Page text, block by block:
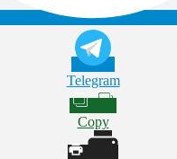
Telegram
Copy